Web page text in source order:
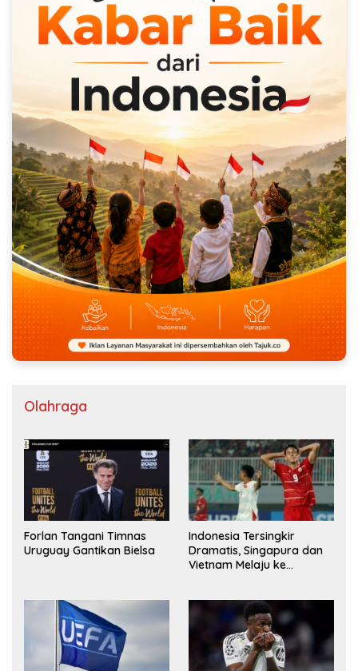
Olahraga
Forlan Tangani Timnas
Uruguay Gantikan Bielsa
Indonesia Tersingkir
Dramatis, Singapura dan
Vietnam Melaju ke